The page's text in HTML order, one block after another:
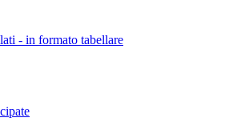
- in formato tabellare